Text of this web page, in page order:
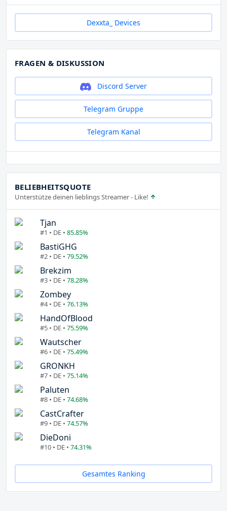
Dexxta_ Devices
FRAGEN & DISKUSSION
Discord Server
Telegram Gruppe
Telegram Kanal
BELIEBHEITSQUOTE
Unterstütze deinen lieblings Streamer - Like!
Tjan
#1 • DE • 85.85%
BastiGHG
#2 • DE • 79.52%
Brekzim
#3 • DE • 78.28%
Zombey
#4 • DE • 76.13%
HandOfBlood
#5 • DE • 75.59%
Wautscher
#6 • DE • 75.49%
GRONKH
#7 • DE • 75.14%
Paluten
#8 • DE • 74.68%
CastCrafter
#9 • DE • 74.57%
DieDoni
#10 • DE • 74.31%
Gesamtes Ranking